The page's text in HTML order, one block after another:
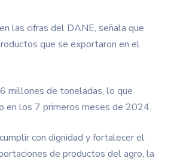
las cifras del DANE, señala que
que se exportaron en el
millones de toneladas, lo que
en los 7 primeros meses de 2024.
con dignidad y fortalecer el
de productos del agro, la